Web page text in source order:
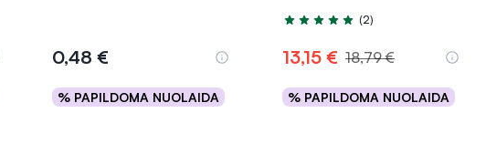
0,48 €
% PAPILDOMA NUOLAIDA
Į krepšelį
Įvertinimas 5.0 iš 5
(2)
13,15 € 18,79 €
% PAPILDOMA NUOLAIDA
Į krepšelį